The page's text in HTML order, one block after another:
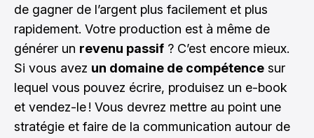
de gagner de l’argent plus facilement et plus
rapidement. Votre production est à même de
générer un revenu passif ? C’est encore mieux.
Si vous avez un domaine de compétence sur
lequel vous pouvez écrire, produisez un e-book
et vendez-le ! Vous devrez mettre au point une
stratégie et faire de la communication autour de